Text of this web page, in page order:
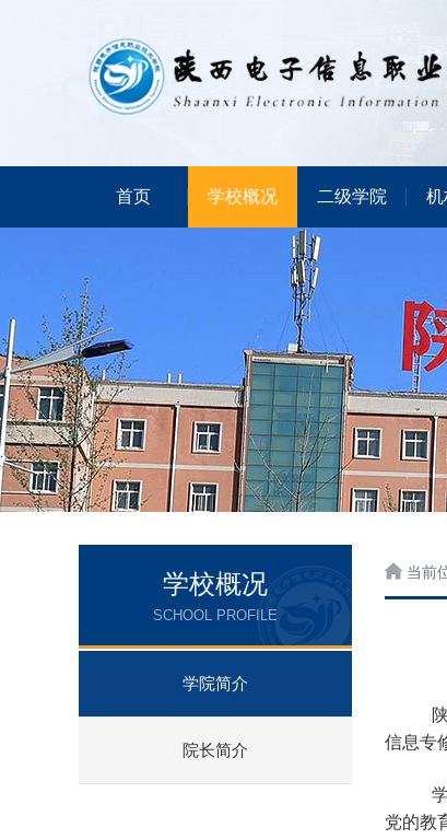
首页 学校概况 二级学院 机
学校概况
SCHOOL PROFILE
学院简介
院长简介
当前
信息专
党的教